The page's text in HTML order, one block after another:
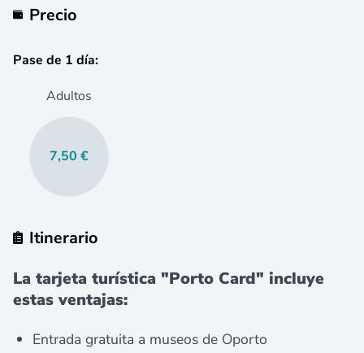
Precio
Pase de 1 día:
Adultos
7,50 €
Itinerario
La tarjeta turística "Porto Card" incluye
estas ventajas:
Entrada gratuita a museos de Oporto